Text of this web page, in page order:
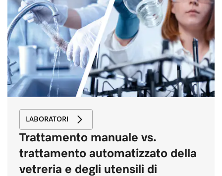
LABORATORI
Trattamento manuale vs.
trattamento automatizzato della
vetreria e degli utensili di